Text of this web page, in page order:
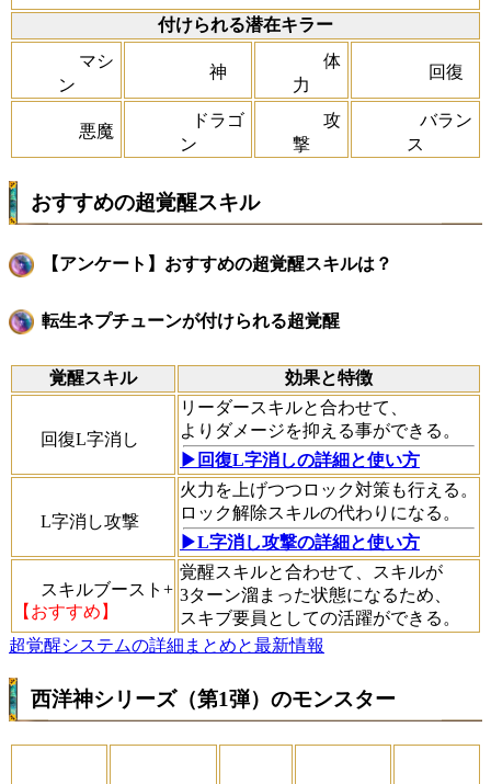
付けられる潜在キラー
マシ
ン
神
体
力
回復
悪魔
ドラゴ
ン
攻
撃
バラン
ス
おすすめの超覚醒スキル
【アンケート】おすすめの超覚醒スキルは？
転生ネプチューンが付けられる超覚醒
覚醒スキル 効果と特徴
回復L字消し
リーダースキルと合わせて、
よりダメージを抑える事ができる。
▶回復L字消しの詳細と使い方
L字消し攻撃
火力を上げつつロック対策も行える。
ロック解除スキルの代わりになる。
▶L字消し攻撃の詳細と使い方
スキルブースト+
【おすすめ】
覚醒スキルと合わせて、スキルが
3ターン溜まった状態になるため、
スキブ要員としての活躍ができる。
超覚醒システムの詳細まとめと最新情報
西洋神シリーズ（第1弾）のモンスター